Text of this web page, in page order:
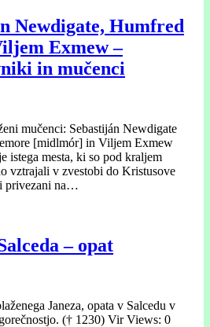
Newdigate, Humfred
Exmew –
in mučenci
mučenci: Sebastiján Newdigate
[midlmór] in Viljem Exmew
istega mesta, ki so pod kraljem
vztrajali v zvestobi do Kristusove
privezani na…
– opat
Janeza, opata v Salcedu v
(† 1230) Vir Views: 0